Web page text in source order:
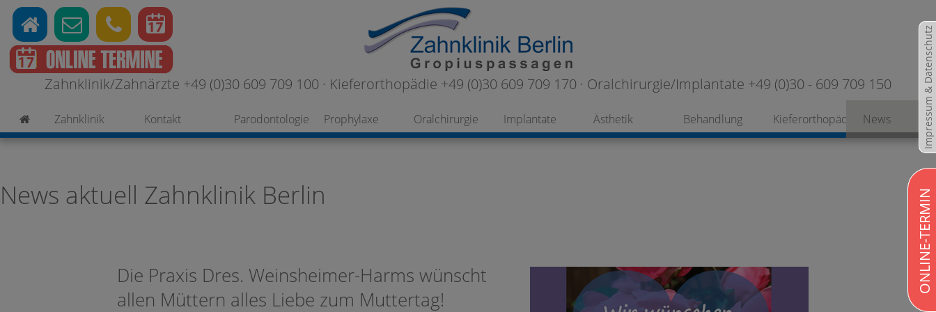
Impressum & Datenschutz
ONLINE-TERMIN
Zahnklinik/Zahnärzte +49 (0)30 609 709 100 · Kieferorthopädie +49 (0)30 609 709 170 · Oralchirurgie/Implantate +49 (0)30 - 609 709 150
Zahnklinik Kontakt Parodontologie Prophylaxe Oralchirurgie Implantate Ästhetik Behandlung Kieferorthopädie News
News aktuell Zahnklinik Berlin
Die Praxis Dres. Weinsheimer-Harms wünscht
allen Müttern alles Liebe zum Muttertag!